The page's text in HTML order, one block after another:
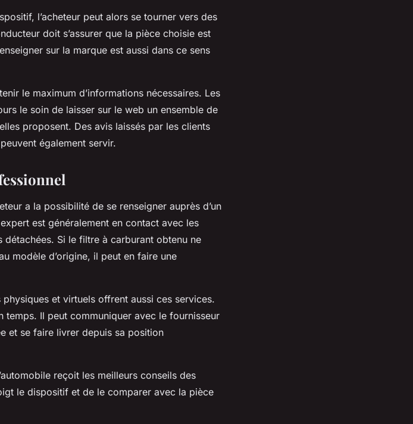
l’acheteur peut alors se tourner vers des
doit s’assurer que la pièce choisie est
sur la marque est aussi dans ce sens
le maximum d’informations nécessaires. Les
le soin de laisser sur le web un ensemble de
proposent. Des avis laissés par les clients
également servir.
a la possibilité de se renseigner auprès d’un
est généralement en contact avec les
Si le filtre à carburant obtenu ne
modèle d’origine, il peut en faire une
et virtuels offrent aussi ces services.
Il peut communiquer avec le fournisseur
et se faire livrer depuis sa position
reçoit les meilleurs conseils des
le dispositif et de le comparer avec la pièce